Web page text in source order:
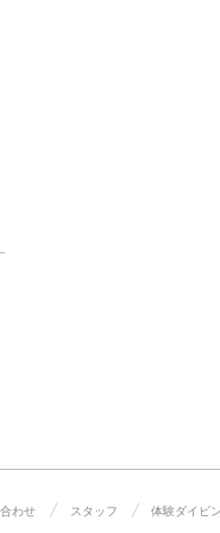
わせ スタッフ 体験ダイビ